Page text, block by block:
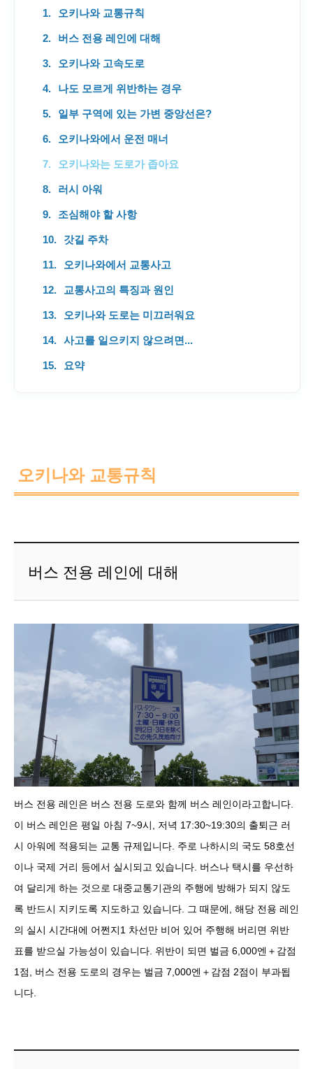
오키나와 교통규칙
버스 전용 레인에 대해
오키나와 고속도로
나도 모르게 위반하는 경우
일부 구역에 있는 가변 중앙선은?
오키나와에서 운전 매너
오키나와는 도로가 좁아요
러시 아워
조심해야 할 사항
갓길 주차
오키나와에서 교통사고
교통사고의 특징과 원인
오키나와 도로는 미끄러워요
사고를 일으키지 않으려면...
요약
오키나와 교통규칙
버스 전용 레인에 대해
버스 전용 레인은 버스 전용 도로와 함께 버스 레인이라고합니다.
이 버스 레인은 평일 아침 7~9시, 저녁 17:30~19:30의 출퇴근 러
시 아워에 적용되는 교통 규제입니다. 주로 나하시의 국도 58호선
이나 국제 거리 등에서 실시되고 있습니다. 버스나 택시를 우선하
여 달리게 하는 것으로 대중교통기관의 주행에 방해가 되지 않도
록 반드시 지키도록 지도하고 있습니다. 그 때문에, 해당 전용 레인
의 실시 시간대에 어쩐지1 차선만 비어 있어 주행해 버리면 위반
표를 받으실 가능성이 있습니다. 위반이 되면 벌금 6,000엔＋감점
1점, 버스 전용 도로의 경우는 벌금 7,000엔＋감점 2점이 부과됩
니다.